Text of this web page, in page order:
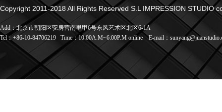
Copyright 2011-2018 All Rights Reserved S.L IMPRESSION STUDIO
Add：北京市朝阳区驼房营南里甲6号东风艺术区北区6-1A
Tel：+86-10-84706219
Time：10:00A.M~6:00P.M onlineE-mail：